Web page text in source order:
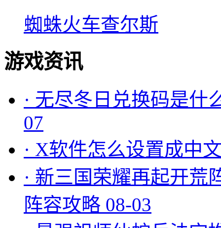
蜘蛛火车查尔斯
游戏资讯
· 无尽冬日兑换码是什
07
· X软件怎么设置成中
· 新三国荣耀再起开荒
阵容攻略 08-03